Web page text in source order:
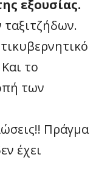
εξουσίας.
το
των
Πράγμα
έχει